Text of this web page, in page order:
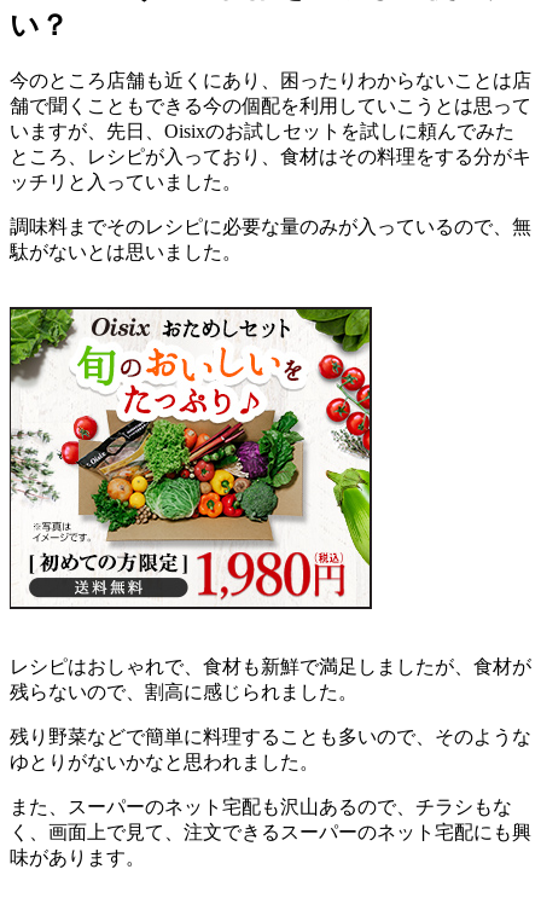
い？
今のところ店舗も近くにあり、困ったりわからないことは店
舗で聞くこともできる今の個配を利用していこうとは思って
いますが、先日、Oisixのお試しセットを試しに頼んでみた
ところ、レシピが入っており、食材はその料理をする分がキ
ッチリと入っていました。
調味料までそのレシピに必要な量のみが入っているので、無
駄がないとは思いました。
レシピはおしゃれで、食材も新鮮で満足しましたが、食材が
残らないので、割高に感じられました。
残り野菜などで簡単に料理することも多いので、そのような
ゆとりがないかなと思われました。
また、スーパーのネット宅配も沢山あるので、チラシもな
く、画面上で見て、注文できるスーパーのネット宅配にも興
味があります。